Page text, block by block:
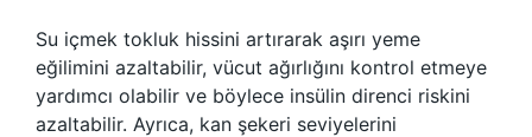
Su içmek tokluk hissini artırarak aşırı yeme
eğilimini azaltabilir, vücut ağırlığını kontrol etmeye
yardımcı olabilir ve böylece insülin direnci riskini
azaltabilir. Ayrıca, kan şekeri seviyelerini